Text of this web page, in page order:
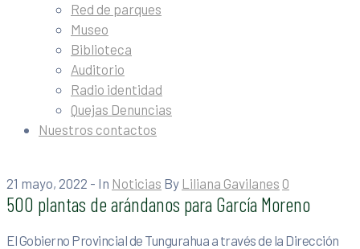
Red de parques
Museo
Biblioteca
Auditorio
Radio identidad
Quejas Denuncias
Nuestros contactos
21 mayo, 2022 - In Noticias By Liliana Gavilanes 0
500 plantas de arándanos para García Moreno
El Gobierno Provincial de Tungurahua a través de la Dirección